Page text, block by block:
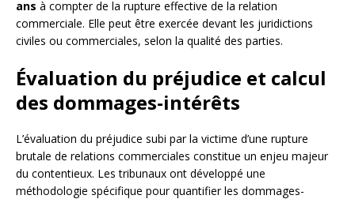
ans à compter de la rupture effective de la relation
commerciale. Elle peut être exercée devant les juridictions
civiles ou commerciales, selon la qualité des parties.
Évaluation du préjudice et calcul
des dommages-intérêts
L’évaluation du préjudice subi par la victime d’une rupture
brutale de relations commerciales constitue un enjeu majeur
du contentieux. Les tribunaux ont développé une
méthodologie spécifique pour quantifier les dommages-